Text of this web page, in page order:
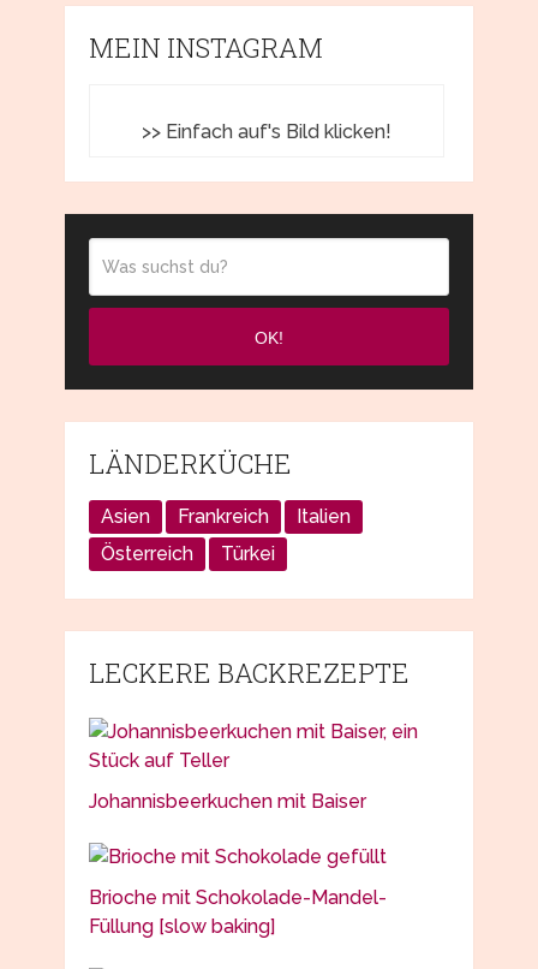
MEIN INSTAGRAM
>> Einfach auf's Bild klicken!
OK!
LÄNDERKÜCHE
Asien Frankreich
Italien
Österreich
Türkei
LECKERE BACKREZEPTE
Johannisbeerkuchen mit Baiser
Brioche mit Schokolade-Mandel-
Füllung [slow baking]